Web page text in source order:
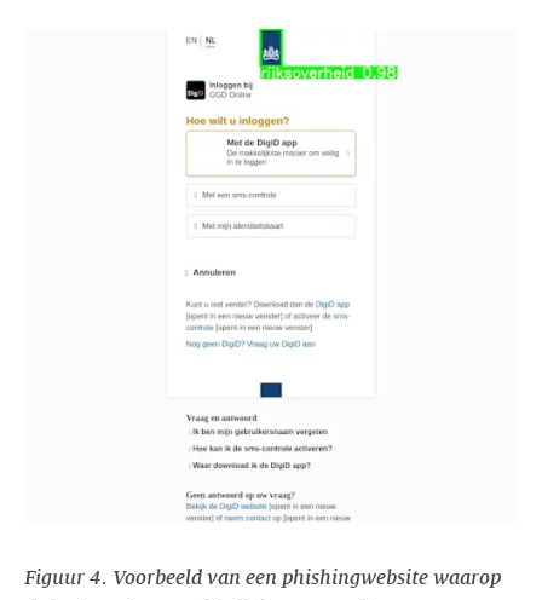
Figuur 4. Voorbeeld van een phishingwebsite waarop